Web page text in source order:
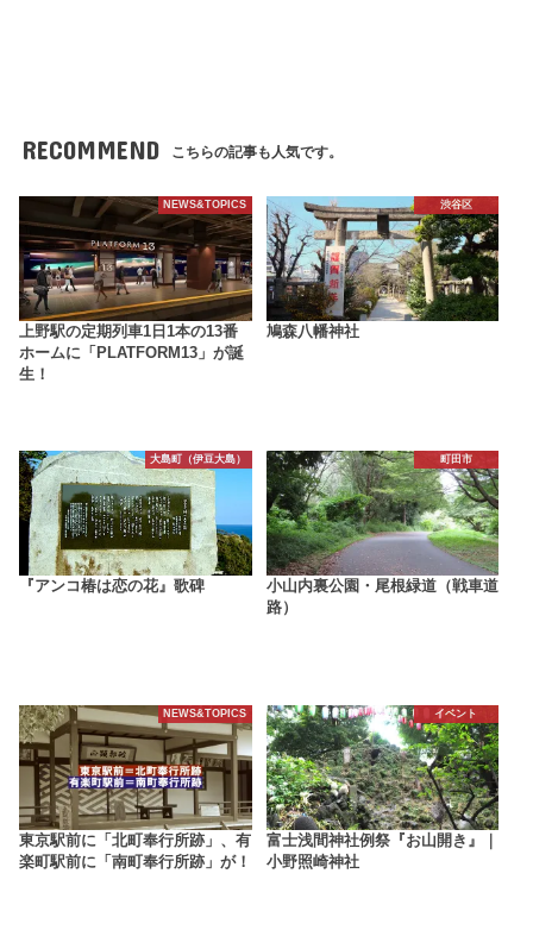
RECOMMEND こちらの記事も人気です。
NEWS&TOPICS
上野駅の定期列車1日1本の13番
ホームに「PLATFORM13」が誕
生！
渋谷区
鳩森八幡神社
大島町（伊豆大島）
『アンコ椿は恋の花』歌碑
町田市
小山内裏公園・尾根緑道（戦車道
路）
NEWS&TOPICS
東京駅前に「北町奉行所跡」、有
楽町駅前に「南町奉行所跡」が！
イベント
富士浅間神社例祭『お山開き』｜
小野照崎神社